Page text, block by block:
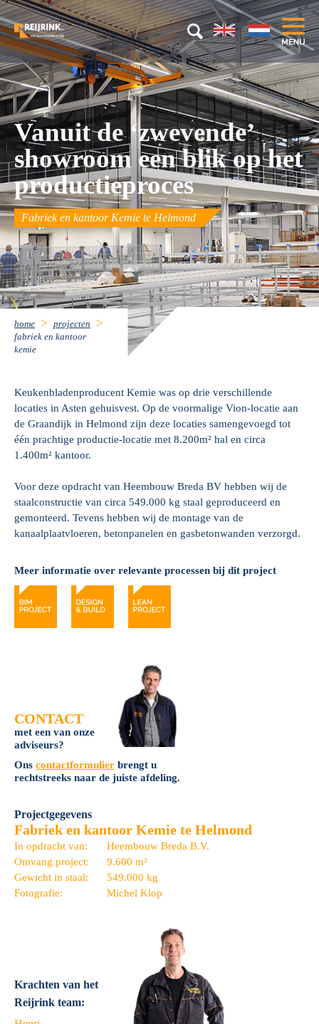
Vanuit de ‘zwevende’
showroom een blik op het
productieproces
Fabriek en kantoor Kemie te Helmond
home
projecten
fabriek en kantoor
kemie
Keukenbladenproducent Kemie was op drie verschillende
locaties in Asten gehuisvest. Op de voormalige Vion-locatie aan
de Graandijk in Helmond zijn deze locaties samengevoegd tot
één prachtige productie-locatie met 8.200m² hal en circa
1.400m² kantoor.
Voor deze opdracht van Heembouw Breda BV hebben wij de
staalconstructie van circa 549.000 kg staal geproduceerd en
gemonteerd. Tevens hebben wij de montage van de
kanaalplaatvloeren, betonpanelen en gasbetonwanden verzorgd.
Meer informatie over relevante processen bij dit project
CONTACT
met een van onze
adviseurs?
Ons contactformulier brengt u
rechtstreeks naar de juiste afdeling.
Projectgegevens
Fabriek en kantoor Kemie te Helmond
In opdracht van:
Heembouw Breda B.V.
Omvang project:
9.600 m²
Gewicht in staal:
549.000 kg
Fotografie:
Michel Klop
Krachten van het
Reijrink team: